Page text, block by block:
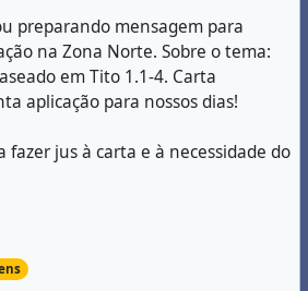
preparando mensagem para
na Zona Norte. Sobre o tema:
em Tito 1.1-4. Carta
aplicação para nossos dias!
fazer jus à carta e à necessidade do